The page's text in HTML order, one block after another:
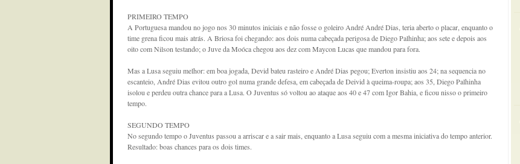
PRIMEIRO TEMPO
A Portuguesa mandou no jogo nos 30 minutos iniciais e não fosse o goleiro André André Dias, teria aberto o placar, enquanto o
time grena ficou mais atrás. A Briosa foi chegando: aos dois numa cabeçada perigosa de Diego Palhinha; aos sete e depois aos
oito com Nilson testando; o Juve da Moóca chegou aos dez com Maycon Lucas que mandou para fora.
Mas a Lusa seguiu melhor: em boa jogada, Devid bateu rasteiro e André Dias pegou; Everton insistiu aos 24; na sequencia no
escanteio, André Dias evitou outro gol numa grande defesa, em cabeçada de Deivid à queima-roupa; aos 35, Diego Palhinha
isolou e perdeu outra chance para a Lusa. O Juventus só voltou ao ataque aos 40 e 47 com Igor Bahia, e ficou nisso o primeiro
tempo.
SEGUNDO TEMPO
No segundo tempo o Juventus passou a arriscar e a sair mais, enquanto a Lusa seguiu com a mesma iniciativa do tempo anterior.
Resultado: boas chances para os dois times.